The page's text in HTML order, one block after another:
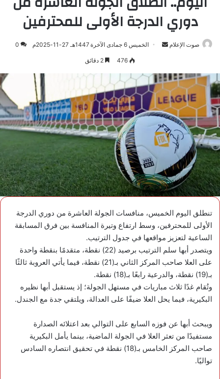
دوري الدرجة الأولى للمحترفين
صوت الإعلام
أرسلالخميس 6 جمادى الآخرة 1447هـ 27-11-2025م 0
476
تنطلق اليوم الخميس، منافسات الجولة العاشرة من دوري الدرجة
الأولى للمحترفين، وسط ارتفاع وتيرة المنافسة بين فرق المسابقة
الساعية لتعزيز مواقعها في جدول الترتيب.
ويتصدر أبها سلم الترتيب برصيد (22) نقطة، متقدمًا بنقطة واحدة
على العلا صاحب المركز الثاني بـ(21) نقطة، فيما يأتي العروبة ثالثًا
بـ(19) نقطة، والدرعية رابعًا بـ(18) نقطة.
وتُقام غدًا ثلاث مباريات في مستهل الجولة؛ إذ يستقبل أبها نظيره
البكيرية، فيما يحل العلا ضيفًا على العدالة، ويلتقي جدة مع الجندل.
ويبحث أبها عن فوزه السابع على التوالي بعد اعتلائه الصدارة
مستفيدًا من تعثر العلا في الجولة الماضية، بينما يأمل البكيرية
صاحب المركز الخامس بـ(18) نقطة في تحقيق انتصاره السادس
تواليًا.